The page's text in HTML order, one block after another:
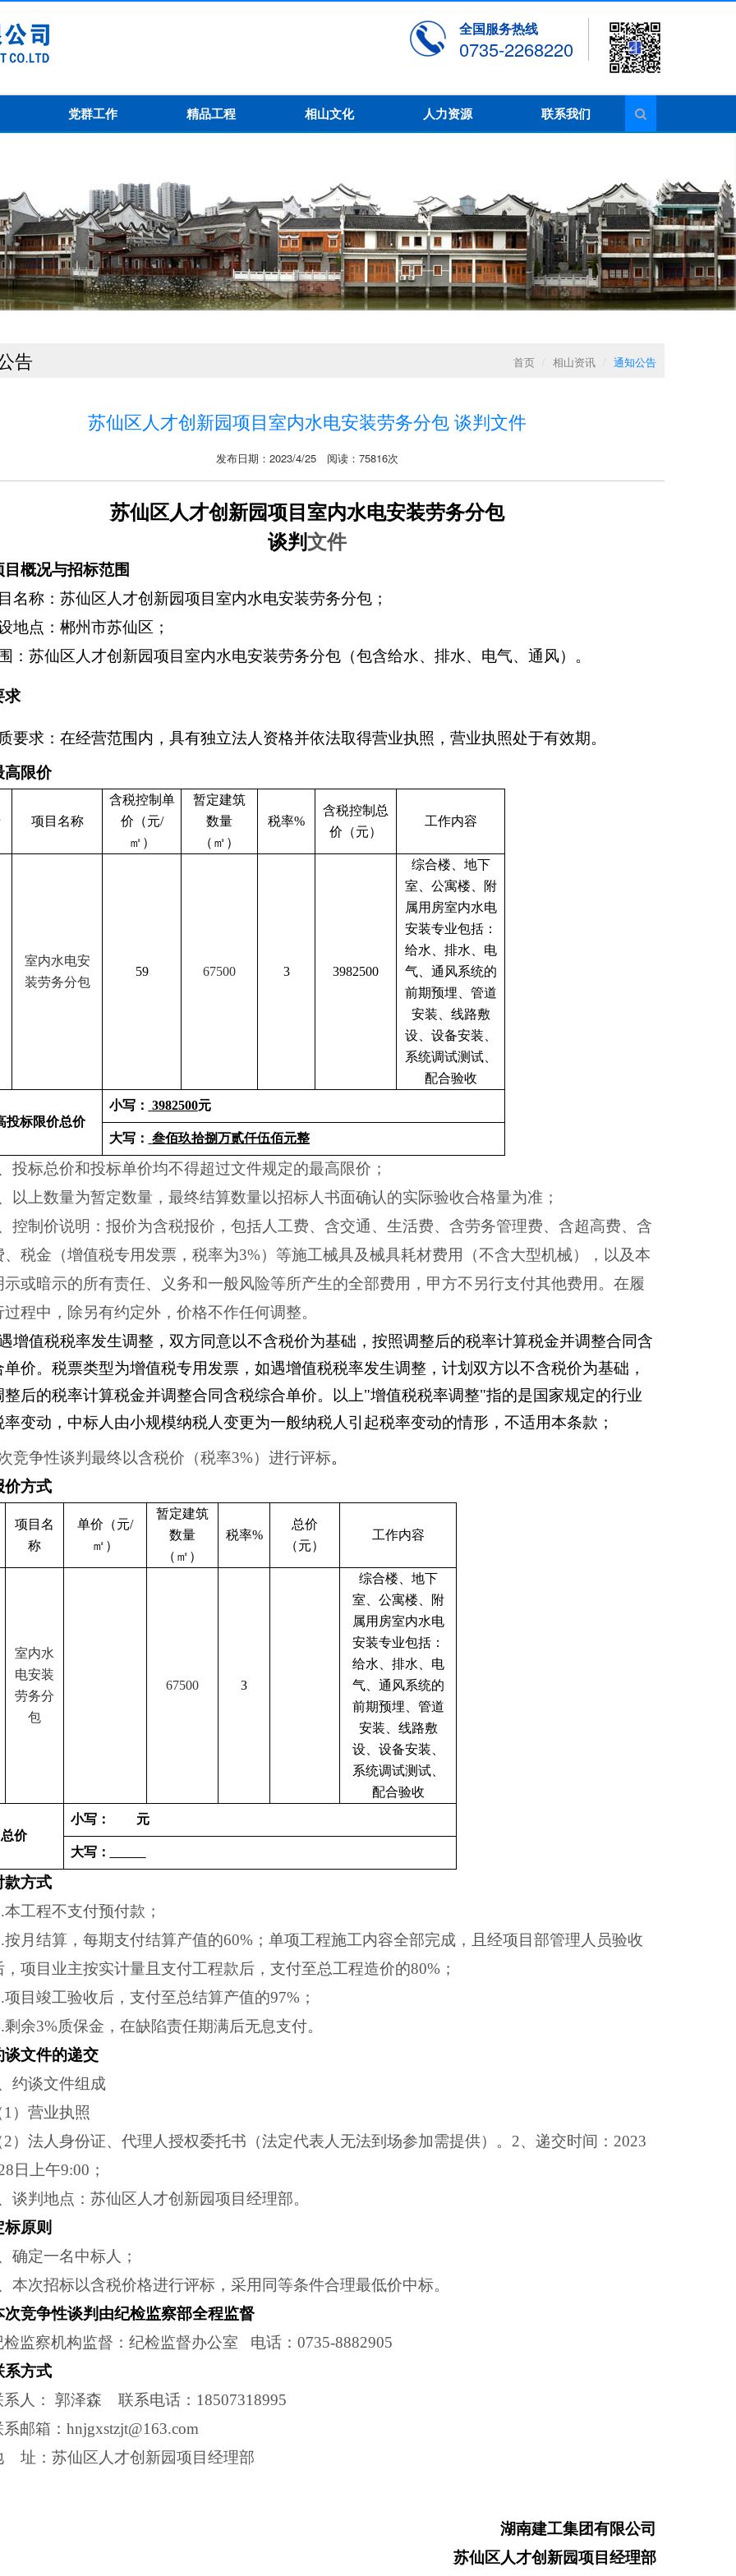
全国服务热线
0735-2268220
党群工作 精品工程 相山文化 人力资源 联系我们
首页 / 相山资讯 / 通知公告
告
苏仙区人才创新园项目室内水电安装劳务分包 谈判文件
发布日期：2023/4/25 阅读：75816次
苏仙区人才创新园项目室内水电安装劳务分包
谈判文件
目概况与招标范围
名称： 苏仙区人才创新园项目室内水电安装劳务分包；
地点： 郴州市苏仙区；
： 苏仙区人才创新园项目室内水电安装劳务分包（包含给水、排水、电气、通风）。
求
要求：在经营范围内，具有独立法人资格并依法取得营业执照，营业执照处于有效期。
高限价
项目名称
含税控制单
价（元/
㎡）
暂定建筑
数量
（㎡）
税率%
含税控制总
价（元）
工作内容
室内水电安
装劳务分包
59 67500 3 3982500
综合楼、地下
室、公寓楼、附
属用房室内水电
安装专业包括：
给水、排水、电
气、通风系统的
前期预埋、管道
安装、线路敷
设、设备安装、
系统调试测试、
配合验收
投标限价总价
小写： 3982500元
大写： 叁佰玖拾捌万贰仟伍佰元整
投标总价和投标单价均不得超过文件规定的最高限价；
以上数量为暂定数量，最终结算数量以招标人书面确认的实际验收合格量为准；
控制价说明：报价为含税报价，包括人工费、含交通、生活费、含劳务管理费、含超高费、含
税金（增值税专用发票，税率为3%） 等施工械具及械具耗材费用（不含大型机械），以及本
示或暗示的所有责任、义务和一般风险等所产生的全部费用，甲方不另行支付其他费用。在履
过程中，除另有约定外，价格不作任何调整。
增值税税率发生调整，双方同意以不含税价为基础，按照调整后的税率计算税金并调整合同含
单价。税票类型为增值税专用发票，如遇增值税税率发生调整，计划双方以不含税价为基础，
整后的税率计算税金并调整合同含税综合单价。以上"增值税税率调整"指的是国家规定的行业
率变动，中标人由小规模纳税人变更为一般纳税人引起税率变动的情形，不适用本条款；
竞争性谈判最终以含税价（税率3%）进行评标。
价方式
项目名
称
单价（元/
㎡）
暂定建筑
数量
（㎡）
税率%
总价
（元）
工作内容
室内水
电安装
劳务分
包
67500 3
综合楼、地下
室、公寓楼、附
属用房室内水电
安装专业包括：
给水、排水、电
气、通风系统的
前期预埋、管道
安装、线路敷
设、设备安装、
系统调试测试、
配合验收
总价
小写： 元
大写：
款方式
本工程不支付预付款；
按月结算，每期支付结算产值的60%；单项工程施工内容全部完成，且经项目部管理人员验收
，项目业主按实计量且支付工程款后，支付至总工程造价的80%；
项目竣工验收后，支付至总结算产值的97%；
剩余3%质保金，在缺陷责任期满后无息支付。
谈文件的递交
约谈文件组成
1）营业执照
2）法人身份证、代理人授权委托书（法定代表人无法到场参加需提供）。2、递交时间：2023
日上午9:00；
谈判地点：苏仙区人才创新园项目经理部。
原则
确定一名中标人；
本次招标以含税价格进行评标，采用同等条件合理最低价中标。
次竞争性谈判由纪检监察部全程监督
检监察机构监督：纪检监督办公室
电话：0735-8882905
系方式
人：
郭泽森 联系电话：18507318995
系邮箱：hnjgxstzjt@163.com
址：苏仙区人才创新园项目经理部
湖南建工集团有限公司
苏仙区人才创新园项目经理部